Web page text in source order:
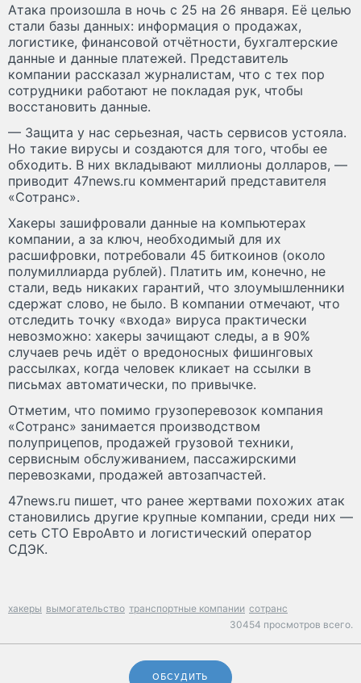
Атака произошла в ночь с 25 на 26 января. Её целью
стали базы данных: информация о продажах,
логистике, финансовой отчётности, бухгалтерские
данные и данные платежей. Представитель
компании рассказал журналистам, что с тех пор
сотрудники работают не покладая рук, чтобы
восстановить данные.
— Защита у нас серьезная, часть сервисов устояла.
Но такие вирусы и создаются для того, чтобы ее
обходить. В них вкладывают миллионы долларов, —
приводит 47news.ru комментарий представителя
«Сотранс».
Хакеры зашифровали данные на компьютерах
компании, а за ключ, необходимый для их
расшифровки, потребовали 45 биткоинов (около
полумиллиарда рублей). Платить им, конечно, не
стали, ведь никаких гарантий, что злоумышленники
сдержат слово, не было. В компании отмечают, что
отследить точку «входа» вируса практически
невозможно: хакеры зачищают следы, а в 90%
случаев речь идёт о вредоносных фишинговых
рассылках, когда человек кликает на ссылки в
письмах автоматически, по привычке.
Отметим, что помимо грузоперевозок компания
«Сотранс» занимается производством
полуприцепов, продажей грузовой техники,
сервисным обслуживанием, пассажирскими
перевозками, продажей автозапчастей.
47news.ru пишет, что ранее жертвами похожих атак
становились другие крупные компании, среди них —
сеть СТО ЕвроАвто и логистический оператор
СДЭК.
хакеры вымогательство транспортные компании сотранс
30454 просмотров всего.
ОБСУДИТЬ